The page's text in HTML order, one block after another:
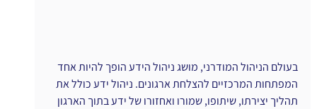
בעולם הניהול המודרני, מושג ניהול הידע הופך להיות אחד
המפתחות המרכזיים להצלחת ארגונים. ניהול ידע כולל את
תהליך יצירתו, שיתופו, שמורו ואחזורו של ידע בתוך הארגון